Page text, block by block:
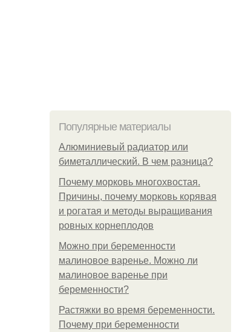
Популярные материалы
Алюминиевый радиатор или
биметаллический. В чем разница?
Почему морковь многохвостая.
Причины, почему морковь корявая
и рогатая и методы выращивания
ровных корнеплодов
Можно при беременности
малиновое варенье. Можно ли
малиновое варенье при
беременности?
Растяжки во время беременности.
Почему при беременности